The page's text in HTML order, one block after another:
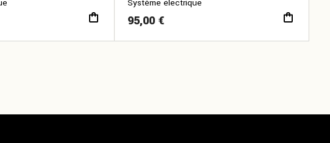
Système électrique
95,00 €